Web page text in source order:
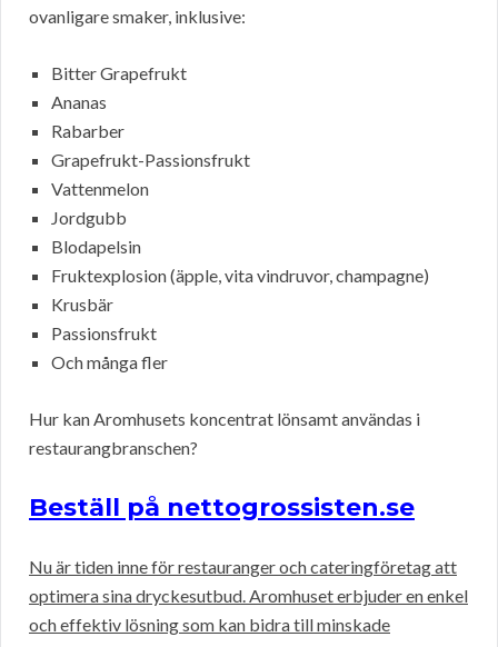
ovanligare smaker, inklusive:
Bitter Grapefrukt
Ananas
Rabarber
Grapefrukt-Passionsfrukt
Vattenmelon
Jordgubb
Blodapelsin
Fruktexplosion (äpple, vita vindruvor, champagne)
Krusbär
Passionsfrukt
Och många fler
Hur kan Aromhusets koncentrat lönsamt användas i
restaurangbranschen?
Beställ på nettogrossisten.se
Nu är tiden inne för restauranger och cateringföretag att
optimera sina dryckesutbud. Aromhuset erbjuder en enkel
och effektiv lösning som kan bidra till minskade